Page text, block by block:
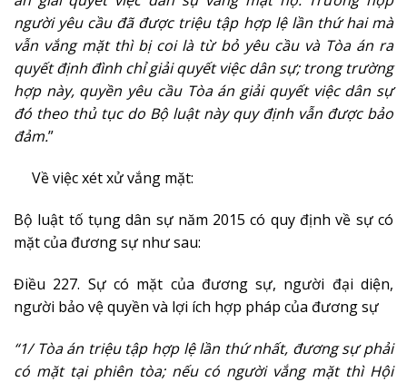
người yêu cầu đã được triệu tập hợp lệ lần thứ hai mà
vẫn vắng mặt thì bị coi là từ bỏ yêu cầu và Tòa án ra
quyết định đình chỉ giải quyết việc dân sự; trong trường
hợp này, quyền yêu cầu Tòa án giải quyết việc dân sự
đó theo thủ tục do Bộ luật này quy định vẫn được bảo
đảm.”
Về việc xét xử vắng mặt:
Bộ luật tố tụng dân sự năm 2015 có quy định về sự có
mặt của đương sự như sau:
Điều 227. Sự có mặt của đương sự, người đại diện,
người bảo vệ quyền và lợi ích hợp pháp của đương sự
“1/ Tòa án triệu tập hợp lệ lần thứ nhất, đương sự phải
có mặt tại phiên tòa; nếu có người vắng mặt thì Hội